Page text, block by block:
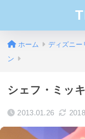
ホーム ディズニー
ン
シェフ・ミッ
2013.01.26